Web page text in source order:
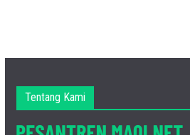
Tentang Kami